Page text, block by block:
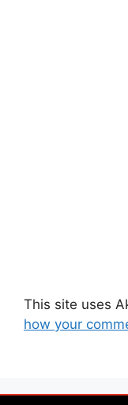
This site uses
how your